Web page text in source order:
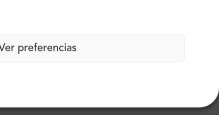
preferencias